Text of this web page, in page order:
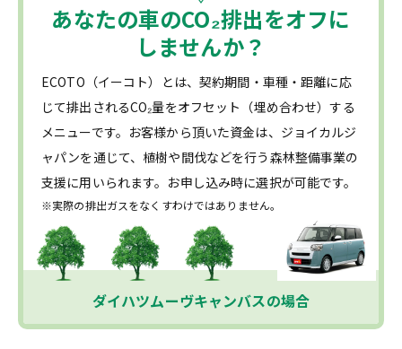
あなたの車のCO₂排出をオフに
しませんか？
ECOTO（イーコト）とは、契約期間・車種・距離に応
じて排出されるCO₂量をオフセット（埋め合わせ）する
メニューです。お客様から頂いた資金は、ジョイカルジ
ャパンを通じて、植樹や間伐などを行う森林整備事業の
支援に用いられます。お申し込み時に選択が可能です。
※実際の排出ガスをなくすわけではありません。
ダイハツムーヴキャンバスの場合